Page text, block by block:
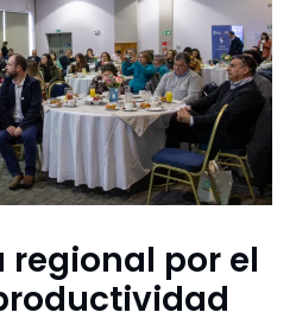
regional por el